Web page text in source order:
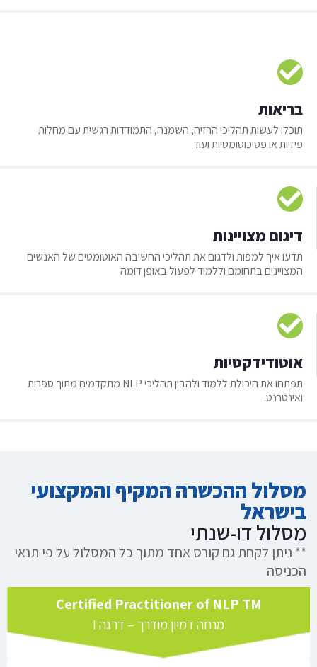
בריאות
תוכלו לעשות תהליכי הרזיה, השמנה, התמודדות רגשית עם מחלות
פיזיות או פסיכוסומטיות ועוד
דיגום מצויינות
תדעו איך למפות ולדגום את תהליכי החשיבה האוטומטים של האנשים
המצויינים בתחומם וללמוד לפעול באופן דומה
אוטודידקטיות
תפתחו את היכולת ללמוד ולהבין תהליכי NLP מתקדמים מתוך ספרות
ואינטרנט.
מסלול ההכשרה המקיף והמקצועי
בישראל
מסלול דו-שנתי
** ניתן לקחת גם קורס אחד מתוך כל המסלול על פי תנאי
הכניסה
Certified Practitioner of NLP TM
מנחה דמיון מודרך – דרגה I